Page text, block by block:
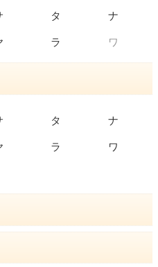
タ ナ
ラ ワ
タ ナ
ラ ワ